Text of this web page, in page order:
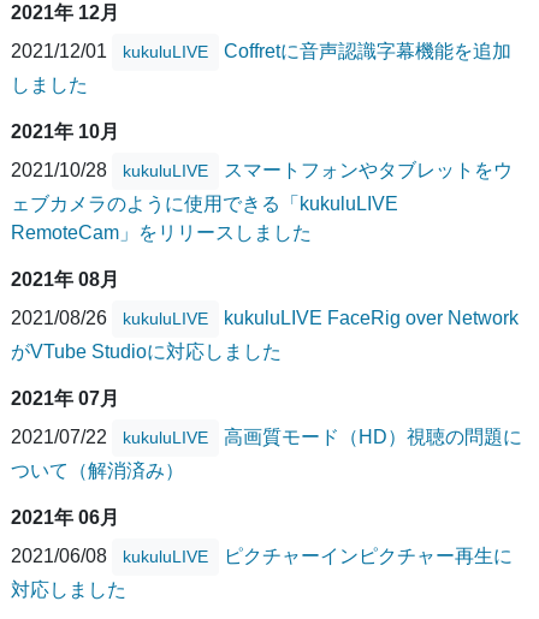
2021年 12月
2021/12/01
kukuluLIVE
Coffretに音声認識字幕機能を追加
しました
2021年 10月
2021/10/28
kukuluLIVE
スマートフォンやタブレットをウ
ェブカメラのように使用できる「kukuluLIVE
RemoteCam」をリリースしました
2021年 08月
2021/08/26
kukuluLIVE
kukuluLIVE FaceRig over Network
がVTube Studioに対応しました
2021年 07月
2021/07/22
kukuluLIVE
高画質モード（HD）視聴の問題に
ついて（解消済み）
2021年 06月
2021/06/08
kukuluLIVE
ピクチャーインピクチャー再生に
対応しました